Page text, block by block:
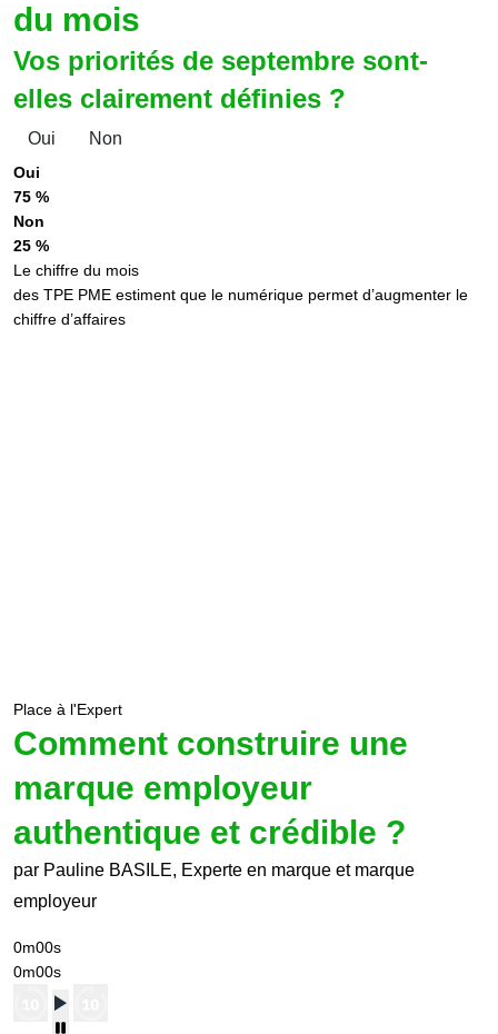
du mois
Vos priorités de septembre sont-
elles clairement définies ?
Oui Non
Oui
75 %
Non
25 %
Le chiffre du mois
des TPE PME estiment que le numérique permet d’augmenter le
chiffre d’affaires
Place à l'Expert
Comment construire une
marque employeur
authentique et crédible ?
par Pauline BASILE, Experte en marque et marque
employeur
0m00s
0m00s